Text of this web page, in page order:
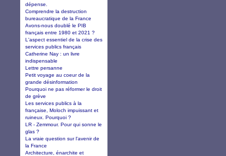
dépense.
Comprendre la destruction
bureaucratique de la France
Avons-nous doublé le PIB
français entre 1980 et 2021 ?
L'aspect essentiel de la crise des
services publics français
Catherine Nay : un livre
indispensable
Lettre persanne
Petit voyage au coeur de la
grande désinformation
Pourquoi ne pas réformer le droit
de grève
Les services publics à la
française, Moloch impuissant et
ruineux. Pourquoi ?
LR - Zemmour. Pour qui sonne le
glas ?
La vraie question sur l'avenir de
la France
Architecture, énarchite et